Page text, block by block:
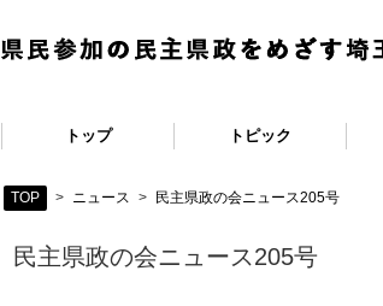
トップ トピック
TOP > ニュース > 民主県政の会ニュース205号
民主県政の会ニュース205号